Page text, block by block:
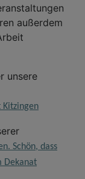
außerdem
unsere
Kitzingen
Schön, dass
Dekanat